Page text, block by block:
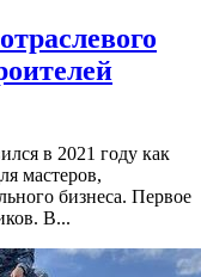
в 2021 году как
мастеров,
бизнеса. Первое
В...